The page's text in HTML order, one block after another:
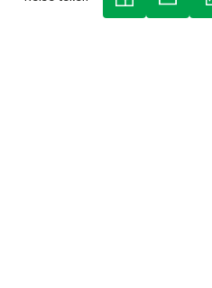
(LINK ÖFFNET
(LINK